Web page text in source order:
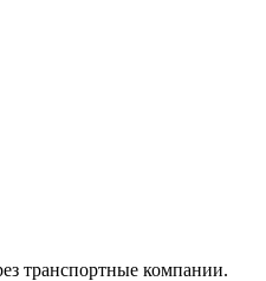
транспортные компании.